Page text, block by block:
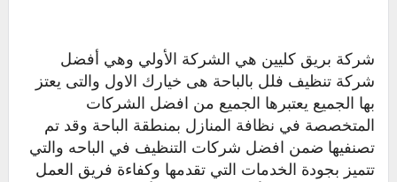
شركة بريق كليين هي الشركة الأولي وهي أفضل
شركة تنظيف فلل بالباحة هى خيارك الاول والتى يعتز
بها الجميع يعتبرها الجميع من افضل الشركات
المتخصصة في نظافة المنازل بمنطقة الباحة وقد تم
تصنفيها ضمن افضل شركات التنظيف في الباحه والتي
تتميز بجودة الخدمات التي تقدمها وكفاءة فريق العمل